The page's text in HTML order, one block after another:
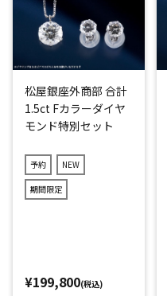
松屋銀座外商部 合計
1.5ct Fカラーダイヤ
モンド特別セット
予約 NEW
期間限定
¥199,800(税込)